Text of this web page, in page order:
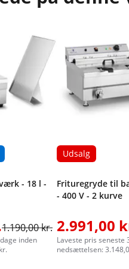
- 18 l -
1.190,00 kr.
inden
Udsalg
Frituregryde til
- 400 V - 2 kurve
2.991,00
Laveste pris seneste
nedsættelsen: